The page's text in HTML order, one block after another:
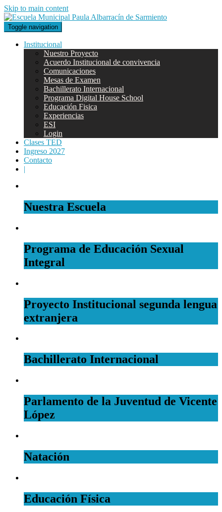
Skip to main content
Sarmiento
Toggle navigation
Institucional
Nuestro Proyecto
Acuerdo Institucional de convivencia
Comunicaciones
Mesas de Examen
Bachillerato Internacional
Programa Digital House School
Educación Fisica
Experiencias
ESI
Login
Clases TED
Ingreso 2027
Contacto
|
Nuestra Escuela
Programa de Educación Sexual
Integral
Proyecto Institucional segunda lengua
extranjera
Bachillerato Internacional
Parlamento de la Juventud de Vicente
López
Natación
Educación Física